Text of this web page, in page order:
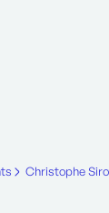
Christophe